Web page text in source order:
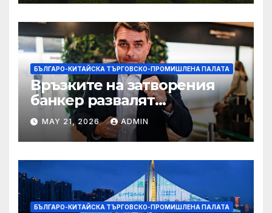
БЪЛГАРО-КИТАЙСКА ТЪРГОВСКО-ПРОМИШЛЕНА ПАЛАТА
Връзките на затворения
банкер развалят
надеждите на Флавио
Болсонаро за президент на
Бразилия
MAY 21, 2026 ADMIN
БЪЛГАРО-КИТАЙСКА ТЪРГОВСКО-ПРОМИШЛЕНА ПАЛАТА